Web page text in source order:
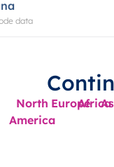
data
North
America
EuropeAfrica